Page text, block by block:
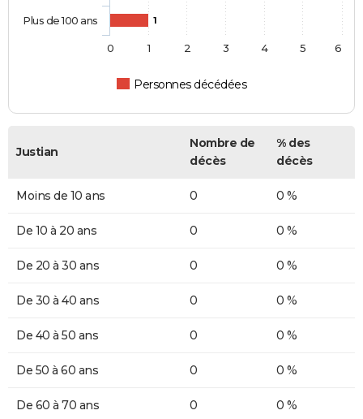
1
Personnes décédées
Plus de 100 ans
0 1 2 3 4 5 6
Justian
Nombre de
décès
% des
décès
Moins de 10 ans 0 0 %
De 10 à 20 ans 0 0 %
De 20 à 30 ans 0 0 %
De 30 à 40 ans 0 0 %
De 40 à 50 ans 0 0 %
De 50 à 60 ans 0 0 %
De 60 à 70 ans 0 0 %